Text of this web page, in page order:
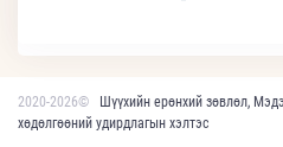
2020-2026©
Шүүхийн ерөнхий зөвлөл,
хөдөлгөөний удирдлагын хэлтэс